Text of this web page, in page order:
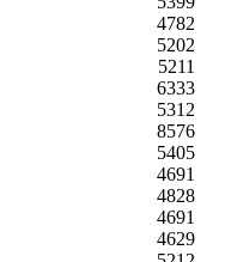
4782
5202
5211
6333
5312
8576
5405
4691
4828
4691
4629